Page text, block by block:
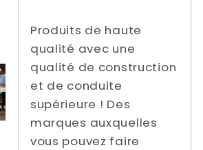
Produits de haute
qualité avec une
qualité de construction
et de conduite
supérieure ! Des
marques auxquelles
vous pouvez faire